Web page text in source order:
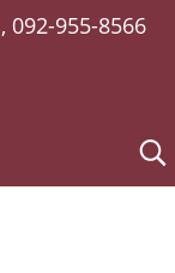
, 092-955-8566